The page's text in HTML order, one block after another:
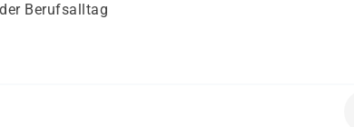
Berufsalltag